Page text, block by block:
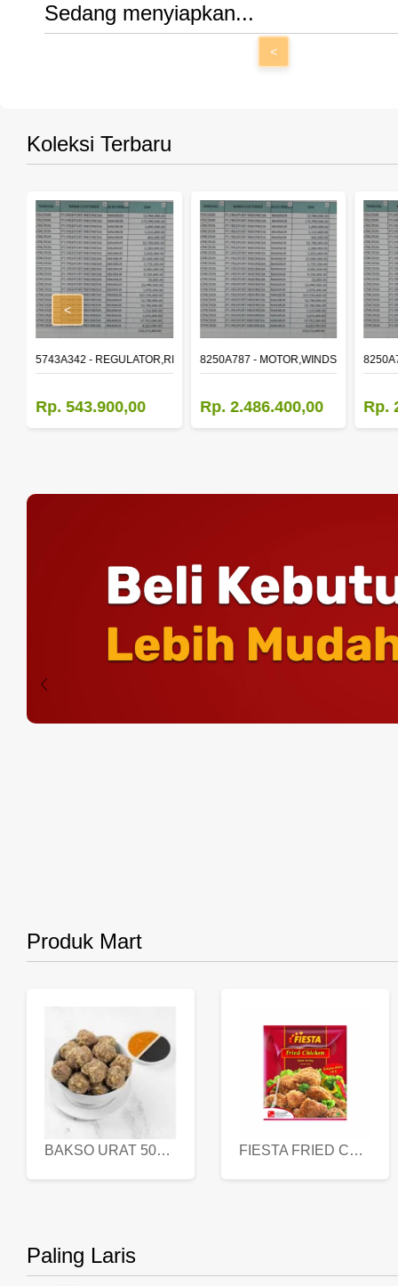
Sedang menyiapkan...
<
Koleksi Terbaru
DOOR WINDOW,LH
5743A342 - REGULATOR,RR DOOR WINDOW,RH
Rp. 543.900,00
8250A787 - MOTOR,WINDSHIELD
Rp. 2.486.400,00 Rp.
<
Produk Mart
BAKSO URAT 500 GR FIESTA FRIED CHICKEN 500 GR
Paling Laris